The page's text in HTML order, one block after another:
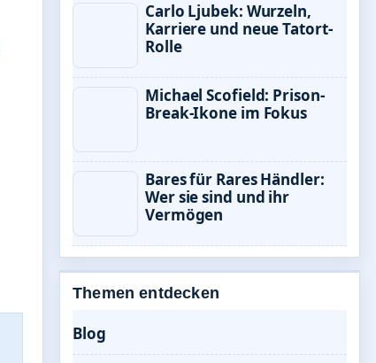
Carlo Ljubek: Wurzeln,
Karriere und neue Tatort-
Rolle
Michael Scofield: Prison-
Break-Ikone im Fokus
Bares für Rares Händler:
Wer sie sind und ihr
Vermögen
Themen entdecken
Blog